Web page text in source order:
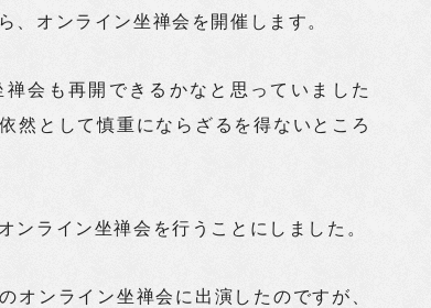
、オンライン坐禅会を開催します。
会も再開できるかなと思っていました
然として慎重にならざるを得ないところ
ンライン坐禅会を行うことにしました。
オンライン坐禅会に出演したのですが、